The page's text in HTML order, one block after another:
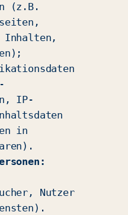
(z.B.
Inhalten,
IP-
in
Nutzer